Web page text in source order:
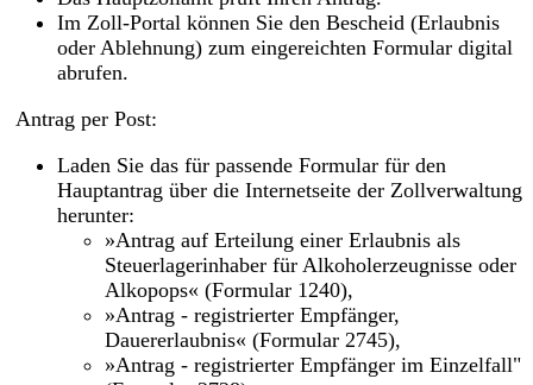
Im Zoll-Portal können Sie den Bescheid (Erlaubnis
oder Ablehnung) zum eingereichten Formular digital
abrufen.
Antrag per Post:
Laden Sie das für passende Formular für den
Hauptantrag über die Internetseite der Zollverwaltung
herunter:
»Antrag auf Erteilung einer Erlaubnis als
Steuerlagerinhaber für Alkoholerzeugnisse oder
Alkopops« (Formular 1240),
»Antrag - registrierter Empfänger,
Dauererlaubnis« (Formular 2745),
»Antrag - registrierter Empfänger im Einzelfall"